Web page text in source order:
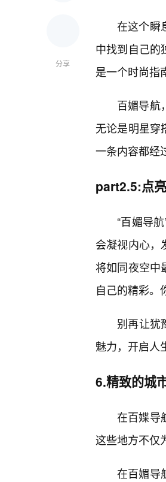
分享
在这个瞬
中找到自己的
是一个时尚指
百媚导航
无论是明星穿
一条内容都经
part2.5:点
“百媚导
会凝视内心，
将如同夜空中
自己的精彩。
别再让犹
魅力，开启人
6.精致的城
在百媟导
这些地方不仅
在百媚导